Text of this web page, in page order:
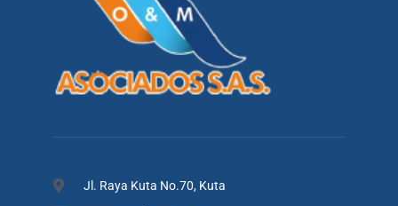
Jl. Raya Kuta No.70, Kuta